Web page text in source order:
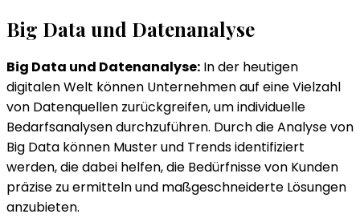
Big Data und Datenanalyse
Big Data und Datenanalyse: In der heutigen
digitalen Welt können Unternehmen auf eine Vielzahl
von Datenquellen zurückgreifen, um individuelle
Bedarfsanalysen durchzuführen. Durch die Analyse von
Big Data können Muster und Trends identifiziert
werden, die dabei helfen, die Bedürfnisse von Kunden
präzise zu ermitteln und maßgeschneiderte Lösungen
anzubieten.